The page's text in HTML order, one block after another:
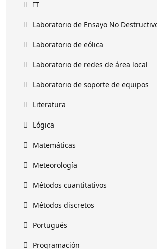
IT
Laboratorio de Ensayo No
Laboratorio de eólica
Laboratorio de redes de área local
Laboratorio de soporte de equipos
Literatura
Lógica
Matemáticas
Meteorología
Métodos cuantitativos
Métodos discretos
Portugués
Programación